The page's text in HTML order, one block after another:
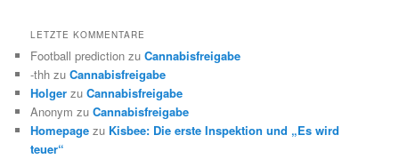
LETZTE KOMMENTARE
Football prediction zuCannabisfreigabe
-thh zuCannabisfreigabe
Holger zuCannabisfreigabe
Anonym zuCannabisfreigabe
Homepage zu Kisbee: Die erste Inspektion und „Es wird
teuer“